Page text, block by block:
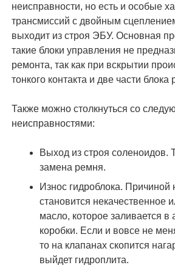
неисправности, но есть и особые
трансмиссий с двойным
выходит из строя ЭБУ. Основная
такие блоки управления не
ремонта, так как при вскрытии
тонкого контакта и две части
Также можно столкнуться со
неисправностями:
Выход из строя соленоидов.
замена ремня.
Износ гидроблока. Причиной
становится некачественное
масло, которое заливается в
коробки. Если и вовсе не
то на клапанах скопится
выйдет гидроплита.